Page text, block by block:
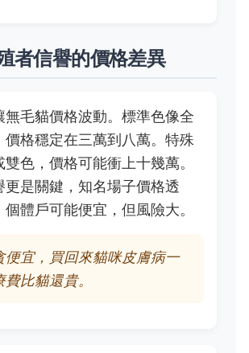
者信譽的價格差異
無毛貓價格波動。標準色像全
價格穩定在三萬到八萬。特殊
色，價格可能衝上十幾萬。
更是關鍵，知名場子價格透
體戶可能便宜，但風險大。
便宜，買回來貓咪皮膚病一
比貓還貴。